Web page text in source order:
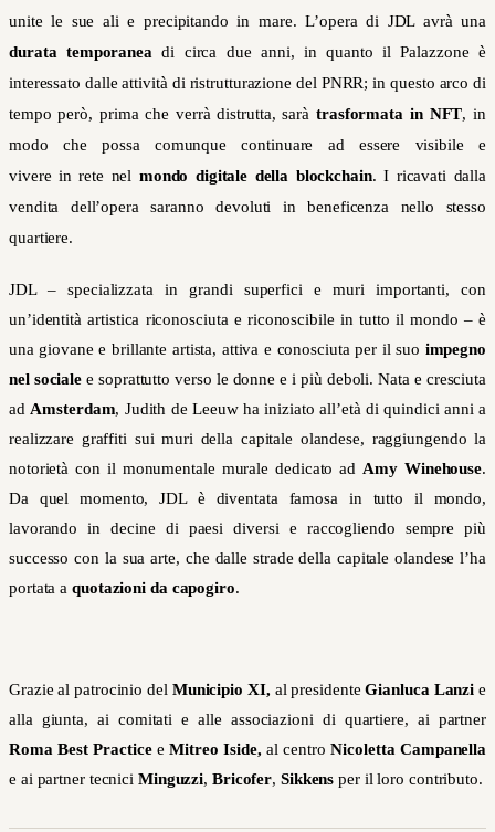
unite le sue ali e precipitando in mare. L’opera di JDL avrà una
durata temporanea di circa due anni, in quanto il Palazzone è
interessato dalle attività di ristrutturazione del PNRR; in questo arco di
tempo però, prima che verrà distrutta, saràtrasformata in NFT, in
modo che possa comunque continuare ad essere visibile e
vivere in rete nel mondo digitale della blockchain. I ricavati dalla
vendita dell’opera saranno devoluti in beneficenza nello stesso
quartiere.
JDL – specializzata in grandi superfici e muri importanti, con
un’identità artistica riconosciuta e riconoscibile in tutto il mondo – è
una giovane e brillante artista, attiva e conosciuta per il suo impegno
nel sociale e soprattutto verso le donne e i più deboli. Nata e cresciuta
ad Amsterdam, Judith de Leeuw ha iniziato all’età di quindici anni a
realizzare graffiti sui muri della capitale olandese, raggiungendo la
notorietà con il monumentale murale dedicato ad Amy Winehouse.
Da quel momento, JDL è diventata famosa in tutto il mondo,
lavorando in decine di paesi diversi e raccogliendo sempre più
successo con la sua arte, che dalle strade della capitale olandese l’ha
portata aquotazioni da capogiro.
Grazie al patrocinio del Municipio XI, al presidenteGianluca Lanzie
alla giunta, ai comitati e alle associazioni di quartiere, ai partner
Roma Best PracticeeMitreo Iside,al centroNicoletta Campanella
e ai partner tecnici Minguzzi, Bricofer, Sikkens per il loro contributo.